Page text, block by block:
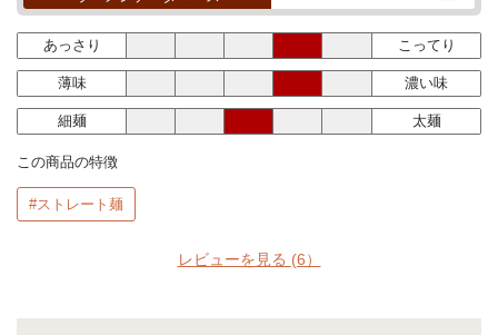
あっさり こってり
薄味 濃い味
細麺 太麺
この商品の特徴
#ストレート麺
レビューを見る (6）